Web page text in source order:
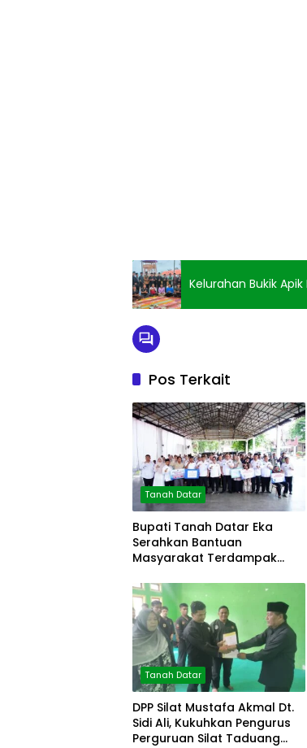
Kelurahan Bukik
Pos Terkait
Tanah Datar
Bupati Tanah Datar Eka
Serahkan Bantuan
Masyarakat Terdampak
Tanah Datar
DPP Silat Mustafa Akmal Dt.
Sidi Ali, Kukuhkan Pengurus
Perguruan Silat Taduang